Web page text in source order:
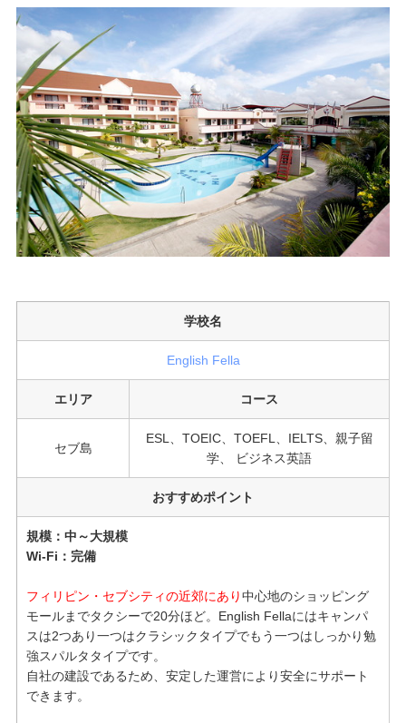
学校名
English Fella
エリア コース
セブ島
ESL、TOEIC、TOEFL、IELTS、親子留
学、 ビジネス英語
おすすめポイント
規模：中～大規模
Wi-Fi：完備
フィリピン・セブシティの近郊にあり中心地のショッピング
モールまでタクシーで20分ほど。English Fellaにはキャンパ
スは2つあり一つはクラシックタイプでもう一つはしっかり勉
強スパルタタイプです。
自社の建設であるため、安定した運営により安全にサポート
できます。